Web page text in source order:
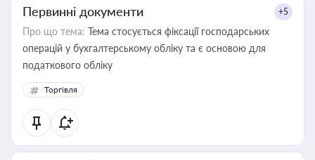
Первинні документи +5
Про що тема: Тема стосується фіксації господарських
операцій у бухгалтерському обліку та є основою для
податкового обліку
Торгівля